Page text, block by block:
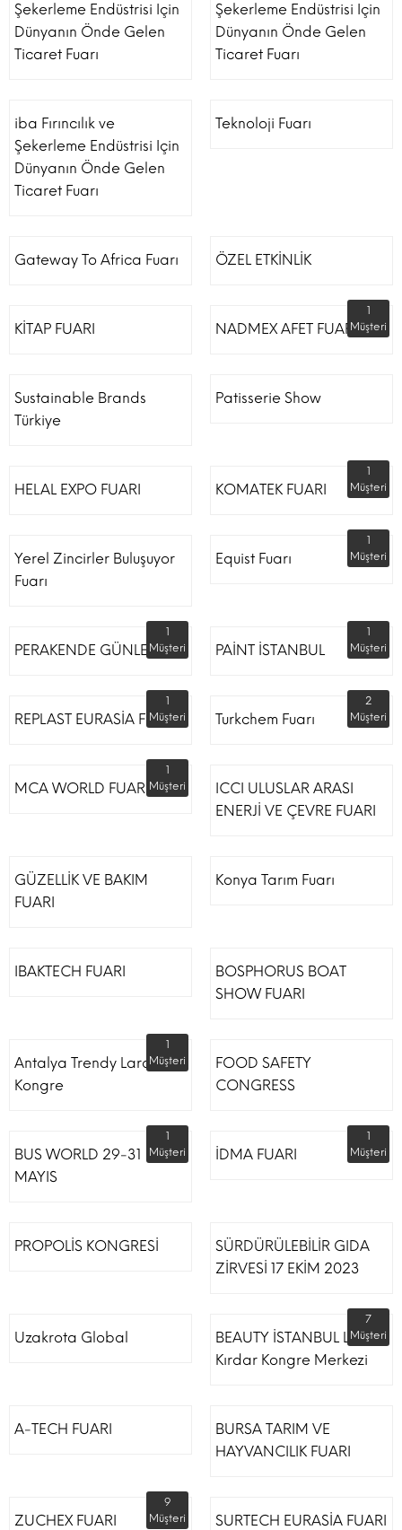
Şekerleme Endüstrisi Için
Dünyanın Önde Gelen
Ticaret Fuarı
Şekerleme Endüstrisi Için
Dünyanın Önde Gelen
Ticaret Fuarı
iba Fırıncılık ve
Şekerleme Endüstrisi Için
Dünyanın Önde Gelen
Ticaret Fuarı
Teknoloji Fuarı
Gateway To Africa Fuarı ÖZEL ETKİNLİK
KİTAP FUARI NADMEX AFET FUARI
1
Müşteri
Sustainable Brands
Türkiye
Patisserie Show
HELAL EXPO FUARI KOMATEK FUARI
1
Müşteri
Yerel Zincirler Buluşuyor
Fuarı
Equist Fuarı
1
Müşteri
PERAKENDE GÜNLERİ
1
Müşteri
PAİNT İSTANBUL
1
Müşteri
REPLAST EURASİA FUARI
1
Müşteri
Turkchem Fuarı
2
Müşteri
MCA WORLD FUARI
1
Müşteri
ICCI ULUSLAR ARASI
ENERJİ VE ÇEVRE FUARI
GÜZELLİK VE BAKIM
FUARI
Konya Tarım Fuarı
IBAKTECH FUARI
BOSPHORUS BOAT
SHOW FUARI
Antalya Trendy Lara Otel
Kongre
1
Müşteri
FOOD SAFETY
CONGRESS
BUS WORLD 29-31
MAYIS
1
Müşteri
İDMA FUARI
1
Müşteri
PROPOLİS KONGRESİ
SÜRDÜRÜLEBİLİR GIDA
ZİRVESİ 17 EKİM 2023
Uzakrota Global
BEAUTY İSTANBUL Lütfi
Kırdar Kongre Merkezi
7
Müşteri
A-TECH FUARI
BURSA TARIM VE
HAYVANCILIK FUARI
ZUCHEX FUARI
9
Müşteri
SURTECH EURASİA FUARI